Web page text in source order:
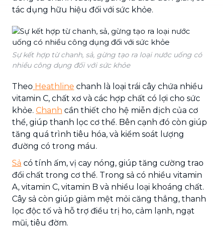
tác dụng hữu hiệu đối với sức khỏe.
Sự kết hợp từ chanh, sả, gừng tạo ra loại nước uống có
nhiều công dụng đối với sức khỏe
Theo Heathline chanh là loại trái cây chứa nhiều
vitamin C, chất xơ và các hợp chất có lợi cho sức
khỏe. Chanh cần thiết cho hệ miễn dịch của cơ
thể, giúp thanh lọc cơ thể. Bên cạnh đó còn giúp
tăng quá trình tiêu hóa, và kiểm soát lượng
đường có trong máu.
Sả có tính ấm, vị cay nóng, giúp tăng cường trao
đổi chất trong cơ thể. Trong sả có nhiều vitamin
A, vitamin C, vitamin B và nhiều loại khoáng chất.
Cây sả còn giúp giảm mệt mỏi căng thẳng, thanh
lọc độc tố và hỗ trợ điều trị ho, cảm lạnh, ngạt
mũi, tiêu đờm.